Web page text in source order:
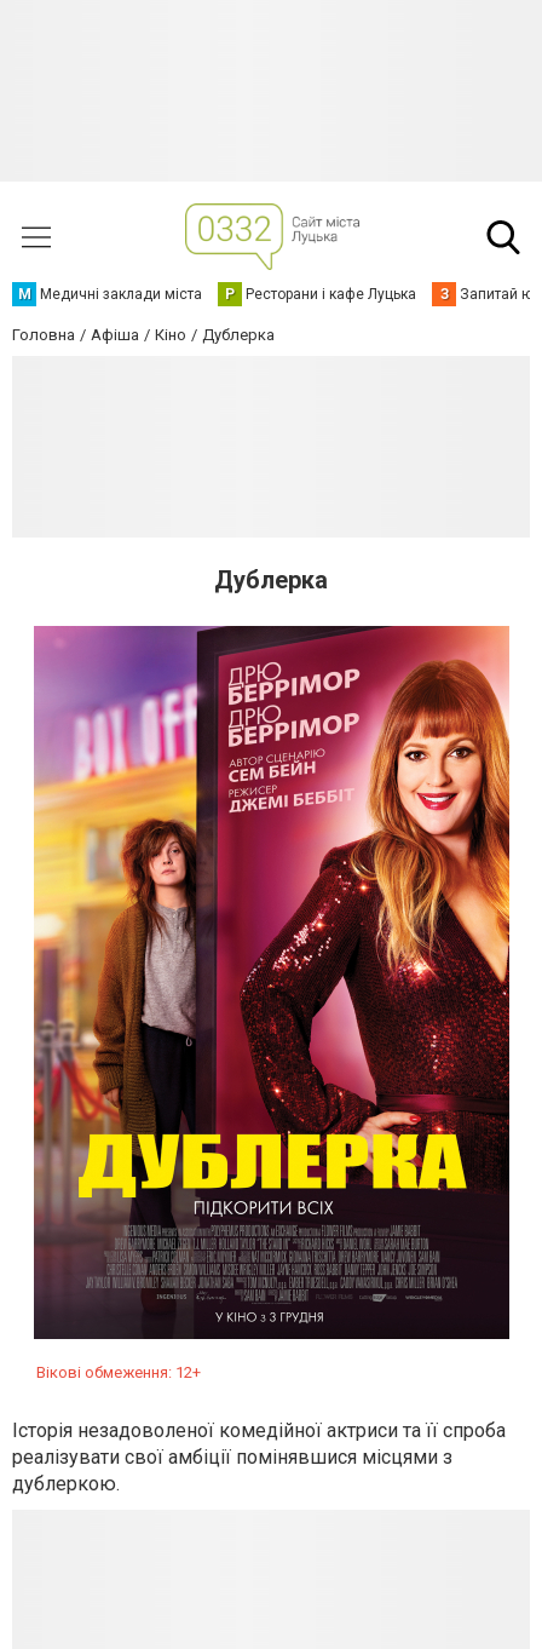
М Медичні заклади міста Р Ресторани і кафе Луцька З Запитай
Головна Афіша Кіно Дублерка
Дублерка
Вікові обмеження: 12+
Icторія незадоволеної комедійної актриси та її спроба
реалізувати свої амбіції помінявшися місцями з
дублеркою.